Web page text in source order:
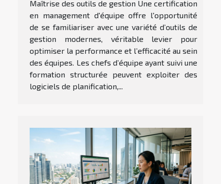
Maîtrise des outils de gestion Une certification
en management d'équipe offre l'opportunité
de se familiariser avec une variété d’outils de
gestion modernes, véritable levier pour
optimiser la performance et l’efficacité au sein
des équipes. Les chefs d’équipe ayant suivi une
formation structurée peuvent exploiter des
logiciels de planification,...